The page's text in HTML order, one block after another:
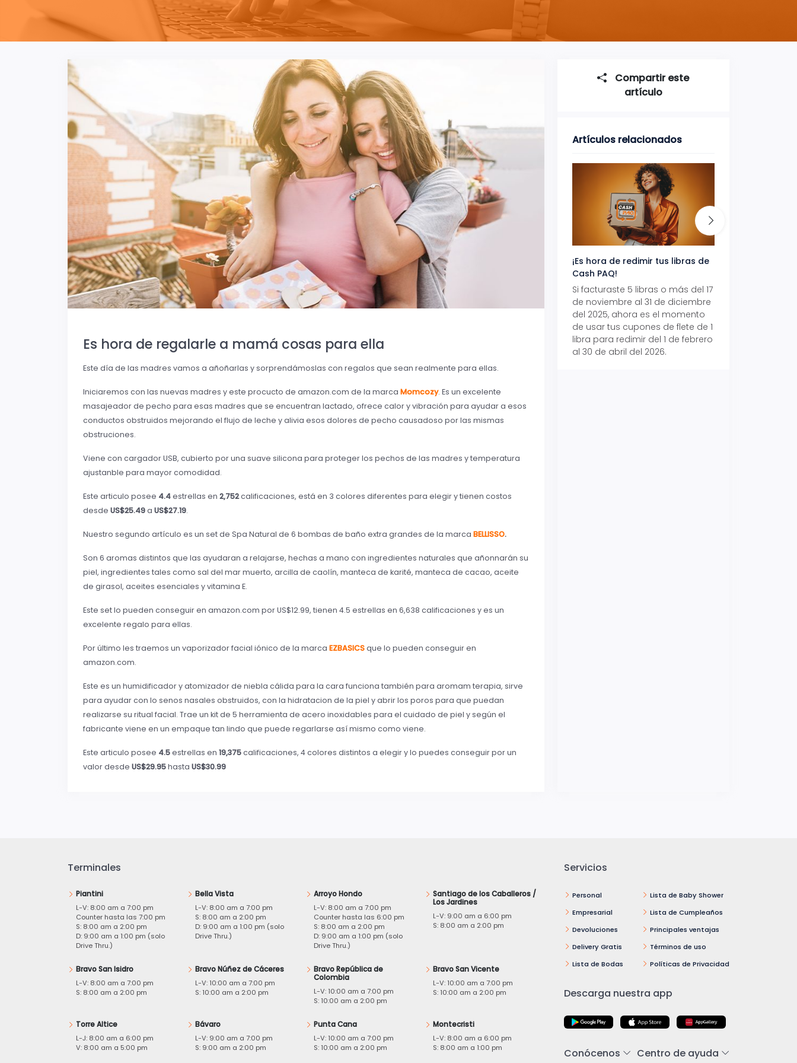
Es hora de regalarle a mamá cosas para ella
Este día de las madres vamos a añoñarlas y sorprendámoslas con regalos que sean realmente para ellas.
Iniciaremos con las nuevas madres y este procucto de amazon.com de la marca Momcozy. Es un excelente
masajeador de pecho para esas madres que se encuentran lactado, ofrece calor y vibración para ayudar a esos
conductos obstruidos mejorando el flujo de leche y alivia esos dolores de pecho causadoso por las mismas
obstruciones.
Viene con cargador USB, cubierto por una suave silicona para proteger los pechos de las madres y temperatura
ajustanble para mayor comodidad.
Este articulo posee 4.4estrellas en 2,752calificaciones, está en 3 colores diferentes para elegir y tienen costos
desde US$25.49a US$27.19.
Nuestro segundo artículo es un set de Spa Natural de 6 bombas de baño extra grandes de la marca BELLISSO.
Son 6 aromas distintos que las ayudaran a relajarse, hechas a mano con ingredientes naturales que añonnarán su
piel, ingredientes tales como sal del mar muerto, arcilla de caolín, manteca de karité, manteca de cacao, aceite
de girasol, aceites esenciales y vitamina E.
Este set lo pueden conseguir en amazon.com por US$12.99, tienen 4.5 estrellas en 6,638 calificaciones y es un
excelente regalo para ellas.
Por último les traemos un vaporizador facial iónico de la marca EZBASICSque lo pueden conseguir en
amazon.com.
Este es un humidificador y atomizador de niebla cálida para la cara funciona también para aromam terapia, sirve
para ayudar con lo senos nasales obstruidos, con la hidratacion de la piel y abrir los poros para que puedan
realizarse su ritual facial. Trae un kit de 5 herramienta de acero inoxidables para el cuidado de piel y según el
fabricante viene en un empaque tan lindo que puede regarlarse así mismo como viene.
Este articulo posee 4.5estrellas en 19,375calificaciones, 4 colores distintos a elegir y lo puedes conseguir por un
valor desde US$29.95hasta US$30.99
Compartir este
artículo
Artículos relacionados
¡Es hora de redimir tus libras de
Cash PAQ!
Si facturaste 5 libras o más del 17
de noviembre al 31 de diciembre
del 2025, ahora es el momento
de usar tus cupones de flete de 1
libra para redimir del 1 de febrero
al 30 de abril del 2026.
Terminales
Piantini
L-V: 8:00 am a 7:00 pm
Counter hasta las 7:00 pm
S: 8:00 am a 2:00 pm
D: 9:00 am a 1:00 pm (solo
Drive Thru.)
Bella Vista
L-V: 8:00 am a 7:00 pm
S: 8:00 am a 2:00 pm
D: 9:00 am a 1:00 pm (solo
Drive Thru.)
Arroyo Hondo
L-V: 8:00 am a 7:00 pm
Counter hasta las 6:00 pm
S: 8:00 am a 2:00 pm
D: 9:00 am a 1:00 pm (solo
Drive Thru.)
Santiago de los Caballeros /
Los Jardines
L-V: 9:00 am a 6:00 pm
S: 8:00 am a 2:00 pm
Bravo San Isidro
L-V: 8:00 am a 7:00 pm
S: 8:00 am a 2:00 pm
Bravo Núñez de Cáceres
L-V: 10:00 am a 7:00 pm
S: 10:00 am a 2:00 pm
Bravo República de
Colombia
L-V: 10:00 am a 7:00 pm
S: 10:00 am a 2:00 pm
Bravo San Vicente
L-V: 10:00 am a 7:00 pm
S: 10:00 am a 2:00 pm
Torre Altice
L-J: 8:00 am a 6:00 pm
V: 8:00 am a 5:00 pm
Bávaro
L-V: 9:00 am a 7:00 pm
S: 9:00 am a 2:00 pm
Punta Cana
L-V: 10:00 am a 7:00 pm
S: 10:00 am a 2:00 pm
Montecristi
L-V: 8:00 am a 6:00 pm
S: 8:00 am a 1:00 pm
Servicios
Personal
Empresarial
Devoluciones
Delivery Gratis
Lista de Bodas
Lista de Baby Shower
Lista de Cumpleaños
Principales ventajas
Términos de uso
Políticas de Privacidad
Descarga nuestra app
Conócenos Centro de ayuda